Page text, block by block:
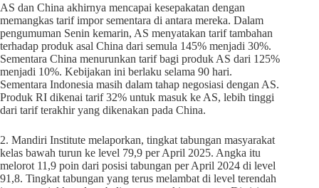
AS dan China akhirnya mencapai kesepakatan dengan
memangkas tarif impor sementara di antara mereka. Dalam
pengumuman Senin kemarin, AS menyatakan tarif tambahan
terhadap produk asal China dari semula 145% menjadi 30%.
Sementara China menurunkan tarif bagi produk AS dari 125%
menjadi 10%. Kebijakan ini berlaku selama 90 hari.
Sementara Indonesia masih dalam tahap negosiasi dengan AS.
Produk RI dikenai tarif 32% untuk masuk ke AS, lebih tinggi
dari tarif terakhir yang dikenakan pada China.
2. Mandiri Institute melaporkan, tingkat tabungan masyarakat
kelas bawah turun ke level 79,9 per April 2025. Angka itu
melorot 11,9 poin dari posisi tabungan per April 2024 di level
91,8. Tingkat tabungan yang terus melambat di level terendah